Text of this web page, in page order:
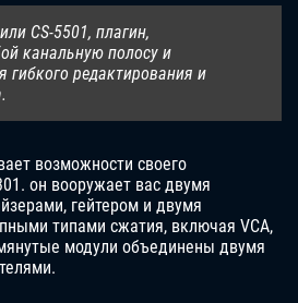
CS-5501, плагин,
канальную полосу и
гибкого редактирования и
возможности своего
он вооружает вас двумя
гейтером и двумя
типами сжатия, включая VCA,
модули объединены двумя